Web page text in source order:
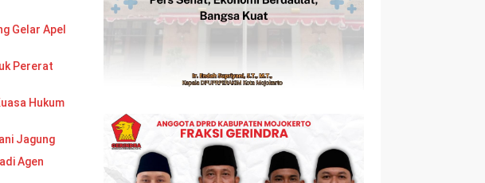
Gelar Apel
Pererat
Hukum
Jagung